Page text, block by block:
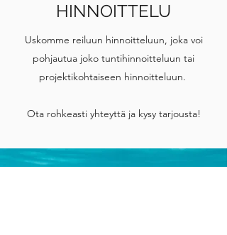
HINNOITTELU
Uskomme reiluun hinnoitteluun, joka voi
pohjautua joko tuntihinnoitteluun tai
projektikohtaiseen hinnoitteluun.
Ota rohkeasti yhteyttä ja kysy tarjousta!